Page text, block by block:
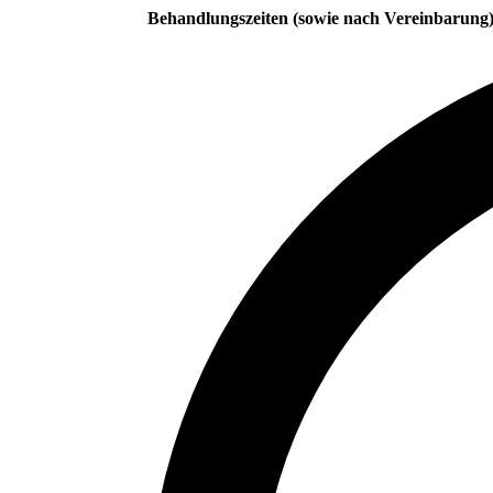
Behandlungszeiten (sowie nach